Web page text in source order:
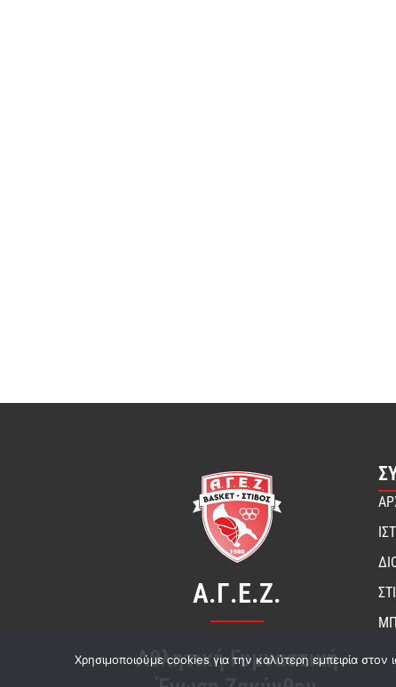
Α.Γ.Ε.Ζ.
Αθλητική Γυμναστική
Χρησιμοποιούμε cookies για την καλύτερη εμπειρία